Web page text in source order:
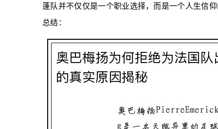
蓬队并不仅仅是一个职业选择，而是一个人生信
总结：